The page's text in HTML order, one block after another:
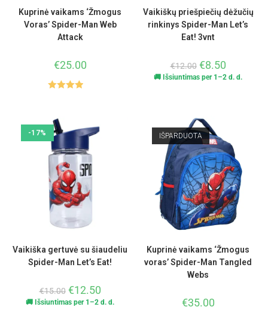
Kuprinė vaikams ‘Žmogus
Voras’ Spider-Man Web
Attack
€25.00
iš 5
Vaikiškų priešpiečių dėžučių
rinkinys Spider-Man Let’s
Eat! 3vnt
€12.00 €8.50
🚚 Išsiuntimas per 1–2 d. d.
-17%
Vaikiška gertuvė su šiaudeliu
Spider-Man Let’s Eat!
€15.00 €12.50
🚚 Išsiuntimas per 1–2 d. d.
IŠPARDUOTA
Kuprinė vaikams ‘Žmogus
voras’ Spider-Man Tangled
Webs
€35.00